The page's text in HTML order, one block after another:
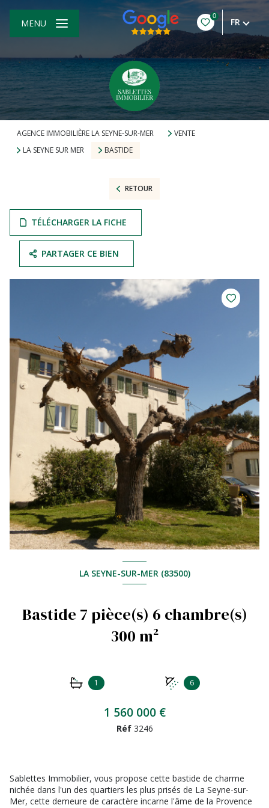
0
FR
MENU
AGENCE IMMOBILIÈRE LA SEYNE-SUR-MER
VENTE
LA SEYNE SUR MER
BASTIDE
RETOUR
TÉLÉCHARGER LA FICHE
PARTAGER CE BIEN
LA SEYNE-SUR-MER (83500)
Bastide 7 pièce(s) 6 chambre(s)
300 m²
1 6
1 560 000 €
Réf 3246
Sablettes Immobilier, vous propose cette bastide de charme
nichée dans l'un des quartiers les plus prisés de La Seyne-sur-
Mer, cette demeure de caractère incarne l'âme de la Provence